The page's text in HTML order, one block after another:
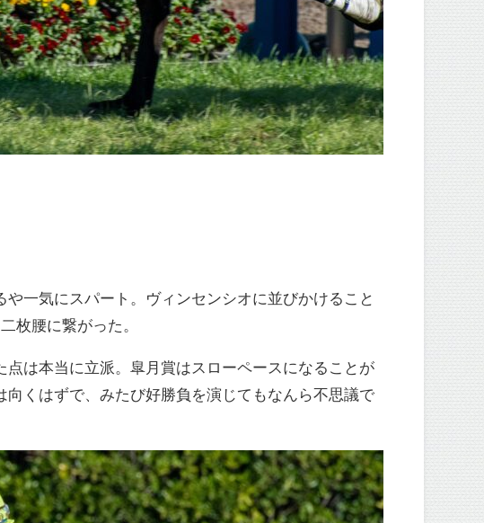
一気にスパート。ヴィンセンシオに並びかけること
枚腰に繋がった。
は本当に立派。皐月賞はスローペースになることが
くはずで、みたび好勝負を演じてもなんら不思議で